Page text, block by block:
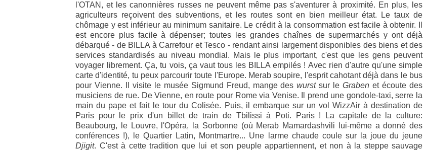
l'OTAN, et les canonnières russes ne peuvent même pas s'aventurer à proximité. En plus, les
agriculteurs reçoivent des subventions, et les routes sont en bien meilleur état. Le taux de
chômage y est inférieur au minimum sanitaire. Le crédit à la consommation est facile à obtenir. Il
est encore plus facile à dépenser; toutes les grandes chaînes de supermarchés y ont déjà
débarqué - de BILLA à Carrefour et Tesco - rendant ainsi largement disponibles des biens et des
services standardisés au niveau mondial. Mais le plus important, c'est que les gens peuvent
voyager librement. Ça, tu vois, ça vaut tous les BILLA empilés ! Avec rien d'autre qu'une simple
carte d'identité, tu peux parcourir toute l'Europe. Merab soupire, l'esprit cahotant déjà dans le bus
pour Vienne. Il visite le musée Sigmund Freud, mange deswurstsur leGraben et écoute des
musiciens de rue. De Vienne, en route pour Rome via Venise. Il prend une gondole-taxi, serre la
main du pape et fait le tour du Colisée. Puis, il embarque sur un vol WizzAir à destination de
Paris pour le prix d'un billet de train de Tbilissi à Poti. Paris ! La capitale de la culture:
Beaubourg, le Louvre, l'Opéra, la Sorbonne (où Merab Mamardashvili lui-même a donné des
conférences !), le Quartier Latin, Montmartre... Une larme chaude coule sur la joue du jeune
Djigit. C'est à cette tradition que lui et son peuple appartiennent, et non à la steppe sauvage